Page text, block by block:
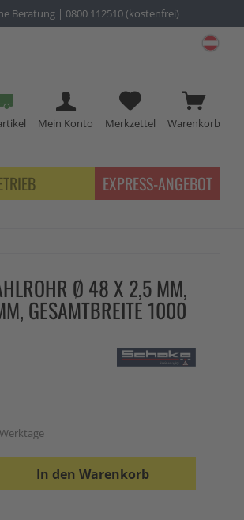
Beratung | 0800 112510 (kostenfrei)
Warenkorb
Merkzettel
Mein Konto
EXPRESS-ANGEBOT
Ø 48 X 2,5 MM,
GESAMTBREITE 1000
In den Warenkorb